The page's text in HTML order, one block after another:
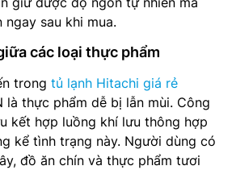
ngay sau khi mua.
các loại thực phẩm
trong tủ lạnh Hitachi giá rẻ
là thực phẩm dễ bị lẫn mùi. Công
kết hợp luồng khí lưu thông hợp
kể tình trạng này. Người dùng có
đồ ăn chín và thực phẩm tươi